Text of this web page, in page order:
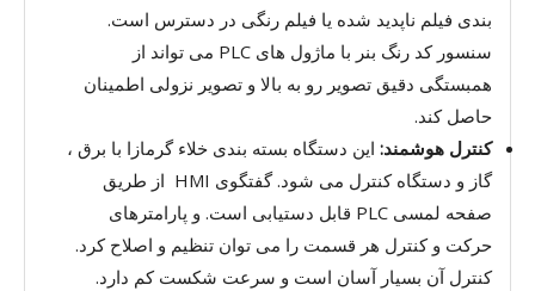
بندی فیلم ناپدید شده یا فیلم رنگی در دسترس است.
سنسور کد رنگ بنر با ماژول های PLC می تواند از
همبستگی دقیق تصویر رو به بالا و تصویر نزولی اطمینان
حاصل کند.
کنترل هوشمند: این دستگاه بسته بندی خلاء گرمازا با برق ،
گاز و دستگاه کنترل می شود. گفتگوی HMI از طریق
صفحه لمسی PLC قابل دستیابی است. و پارامترهای
حرکت و کنترل هر قسمت را می توان تنظیم و اصلاح کرد.
کنترل آن بسیار آسان است و سرعت شکست کم دارد.